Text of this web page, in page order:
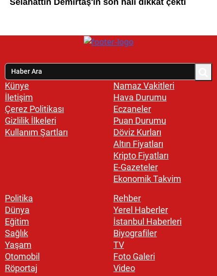
Künye
İletişim
Çerez Politikası
Gizlilik İlkeleri
Kullanım Şartları
Namaz Vakitleri
Hava Durumu
Eczaneler
Puan Durumu
Döviz Kurları
Altın Fiyatları
Kripto Fiyatları
E-Gazeteler
Ekonomik Takvim
Politika
Dünya
Eğitim
Sağlık
Yaşam
Otomobil
Röportaj
Rehber
Yerel Haberler
İstanbul Haberleri
Biyografiler
TV
Foto Galeri
Video